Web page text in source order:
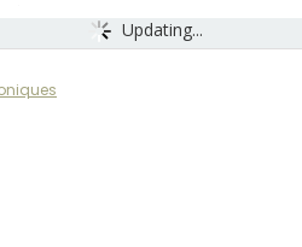
Updating...